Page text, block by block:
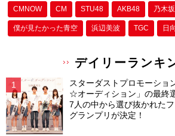
CMNOW CM STU48 AKB48 乃木
僕が⾒たかった⻘空 浜辺美波 TGC 日
デイリーランキ
スターダストプロモーショ
☆オーディション」の最終
7人の中から選び抜かれた
グランプリが決定！